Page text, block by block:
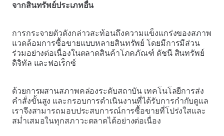
จากสินทรัพย์ประเภทอื่น
การกระจายตัวดังกล่าวสะท้อนถึงความแข็งแกร่งของสภาพ
แวดล้อมการซื้อขายแบบหลายสินทรัพย์ โดยมีการมีส่วน
ร่วมอย่างต่อเนื่องในตลาดสินค้าโภคภัณฑ์ ดัชนี สินทรัพย์
ดิจิทัล และฟอเร็กซ์
ด้วยการผสานสภาพคล่องระดับสถาบัน เทคโนโลยีการส่ง
คำสั่งขั้นสูง และกรอบการดำเนินงานที่ได้รับการกำกับดูแล
เราจึงสามารถมอบประสบการณ์การซื้อขายที่โปร่งใสและ
สม่ำเสมอในทุกสภาวะตลาดได้อย่างต่อเนื่อง